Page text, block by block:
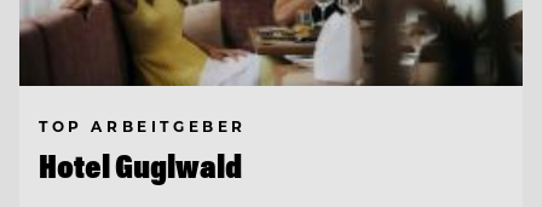
TOP ARBEITGEBER
Hotel Guglwald